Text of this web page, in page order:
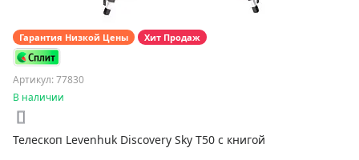
Гарантия Низкой Цены Хит Продаж
Артикул: 77830
В наличии
Телескоп Levenhuk Discovery Sky T50 с книгой